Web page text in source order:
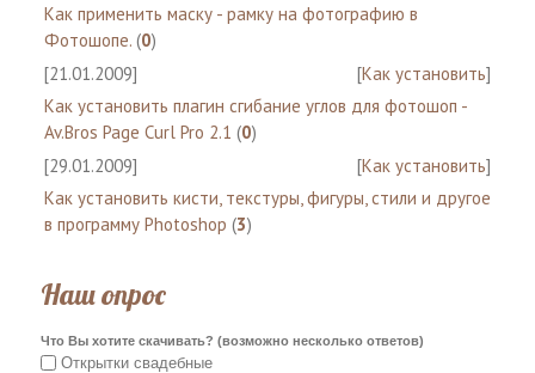
Как применить маску - рамку на фотографию в
Фотошопе. (0)
[21.01.2009]
[Как установить]
Как установить плагин сгибание углов для фотошоп -
Av.Bros Page Curl Pro 2.1 (0)
[29.01.2009]
[Как установить]
Как установить кисти, текстуры, фигуры, стили и другое
в программу Photoshop (3)
Наш опрос
Что Вы хотите скачивать? (возможно несколько ответов)
Открытки свадебные